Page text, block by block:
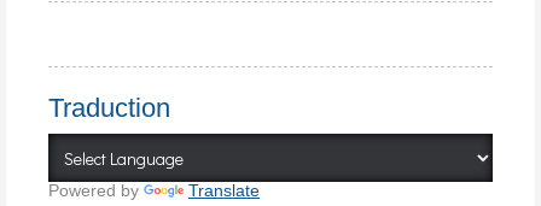
Traduction
Powered by Translate